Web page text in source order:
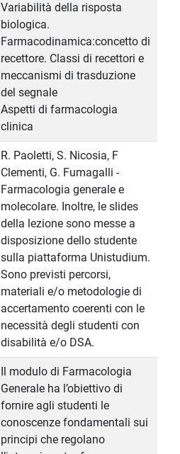
Variabilità della risposta
biologica.
Farmacodinamica:concetto di
recettore. Classi di recettori e
meccanismi di trasduzione
del segnale
Aspetti di farmacologia
clinica
R. Paoletti, S. Nicosia, F
Clementi, G. Fumagalli -
Farmacologia generale e
molecolare. Inoltre, le slides
della lezione sono messe a
disposizione dello studente
sulla piattaforma Unistudium.
Sono previsti percorsi,
materiali e/o metodologie di
accertamento coerenti con le
necessità degli studenti con
disabilità e/o DSA.
Il modulo di Farmacologia
Generale ha l’obiettivo di
fornire agli studenti le
conoscenze fondamentali sui
principi che regolano